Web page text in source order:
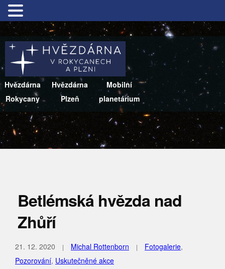
Hvězdárna
Rokycany
Hvězdárna
Plzeň
Mobilní
planetárium
Betlémská hvězda nad
Zhůří
21. 12. 2020 Michal Rottenborn Fotogalerie,
Pozorování, Uskutečněné akce